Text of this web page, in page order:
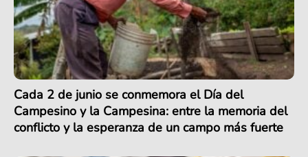
Cada 2 de junio se conmemora el Día del
Campesino y la Campesina: entre la memoria del
conflicto y la esperanza de un campo más fuerte